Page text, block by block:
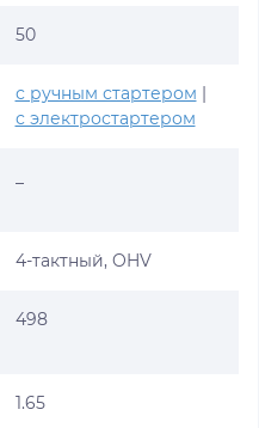
50
с ручным стартером |
с электростартером
4-тактный, OHV
498
1.65